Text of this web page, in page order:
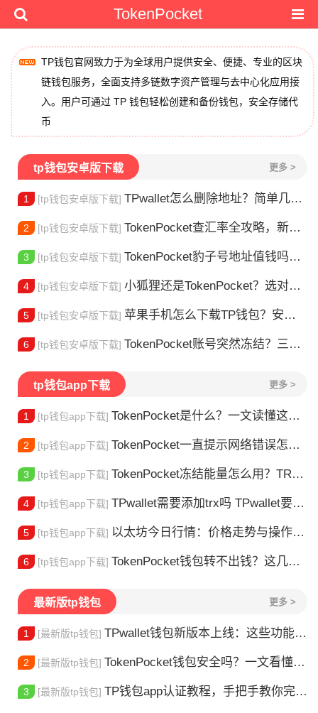
TokenPocket
TP钱包官网致力于为全球用户提供安全、便捷、专业的区块
链钱包服务，全面支持多链数字资产管理与去中心化应用接
入。用户可通过 TP 钱包轻松创建和备份钱包，安全存储代
币
tp钱包安卓版下载 更多 >
1 [tp钱包安卓版下载] TPwallet怎么删除地址？简单几步教你移除多余钱包
2 [tp钱包安卓版下载] TokenPocket查汇率全攻略，新手一看就会
3 [tp钱包安卓版下载] TokenPocket豹子号地址值钱吗？新手看完这篇就懂了
4 [tp钱包安卓版下载] 小狐狸还是TokenPocket？选对钱包很重要
5 [tp钱包安卓版下载] 苹果手机怎么下载TP钱包？安装教程来了
6 [tp钱包安卓版下载] TokenPocket账号突然冻结？三步教你快速解冻
tp钱包app下载 更多 >
1 [tp钱包app下载] TokenPocket是什么？一文读懂这款热门多链钱包
2 [tp钱包app下载] TokenPocket一直提示网络错误怎么办？这几个方法帮你快速解决
3 [tp钱包app下载] TokenPocket冻结能量怎么用？TRX冻结获取能量详解
4 [tp钱包app下载] TPwallet需要添加trx吗 TPwallet要不要充TRX？一文说清
5 [tp钱包app下载] 以太坊今日行情：价格走势与操作建议
6 [tp钱包app下载] TokenPocket钱包转不出钱？这几种情况你可能遇到过
最新版tp钱包 更多 >
1 [最新版tp钱包] TPwallet钱包新版本上线：这些功能升级值得体验
2 [最新版tp钱包] TokenPocket钱包安全吗？一文看懂真实风险
3 [最新版tp钱包] TP钱包app认证教程，手把手教你完成身份验证